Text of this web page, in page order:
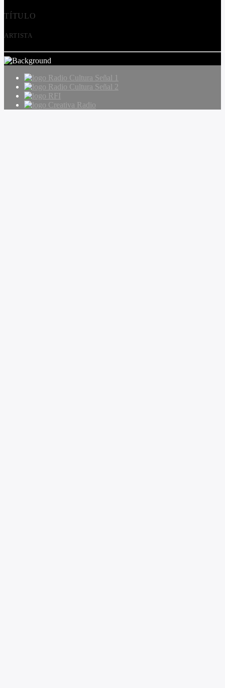
TÍTULO
ARTISTA
Radio Cultura Señal 1
Radio Cultura Señal 2
RFI
Creativa Radio